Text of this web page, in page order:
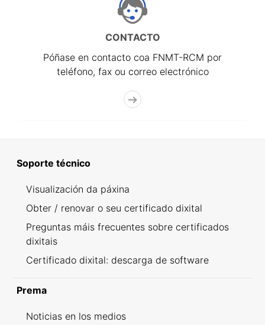
CONTACTO
Póñase en contacto coa FNMT-RCM por
teléfono, fax ou correo electrónico
Soporte técnico
Visualización da páxina
Obter / renovar o seu certificado dixital
Preguntas máis frecuentes sobre certificados
dixitais
Certificado dixital: descarga de software
Prema
Noticias en los medios